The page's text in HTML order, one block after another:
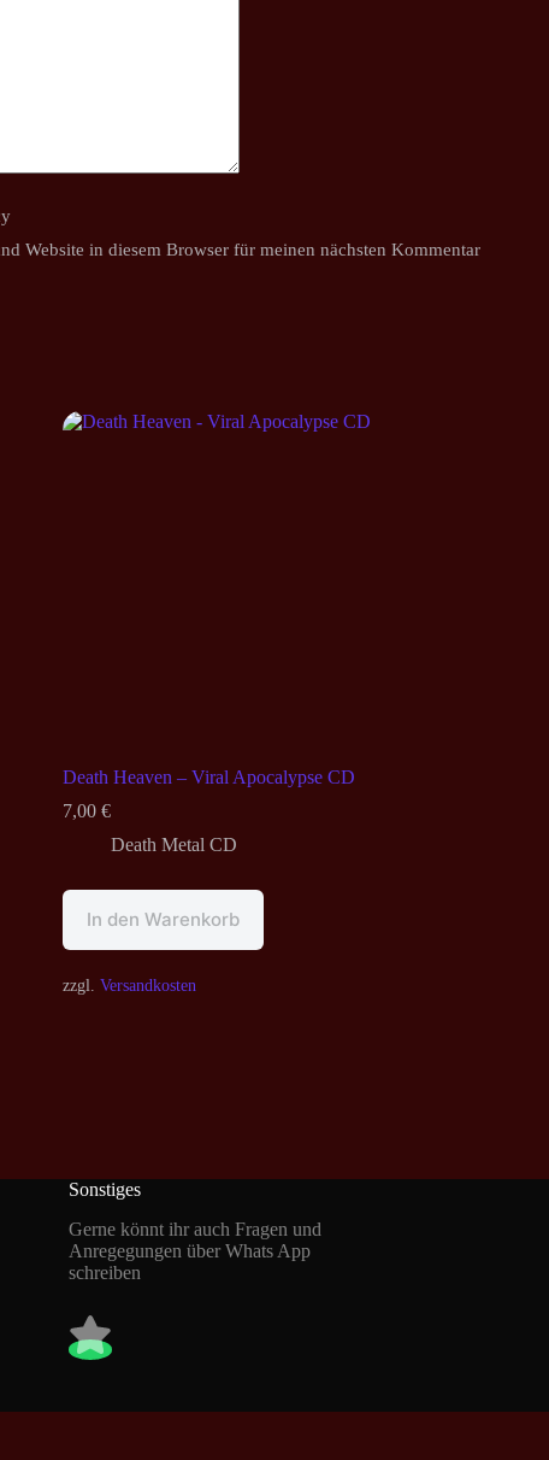
Website in diesem Browser für meinen nächsten Kommentar
Death Heaven – Viral Apocalypse CD
7,00 €
Death Metal CD
In den Warenkorb
zzgl. Versandkosten
Sonstiges
Gerne könnt ihr auch Fragen und
Anregegungen über Whats App
schreiben